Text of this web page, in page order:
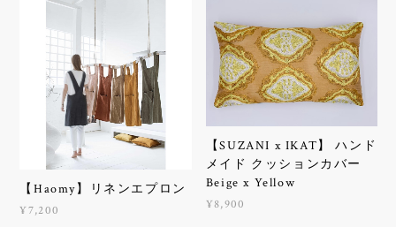
【Haomy】リネンエプロン
¥7,200
【SUZANI x IKAT】 ハンド
メイド クッションカバー
Beige x Yellow
¥8,900